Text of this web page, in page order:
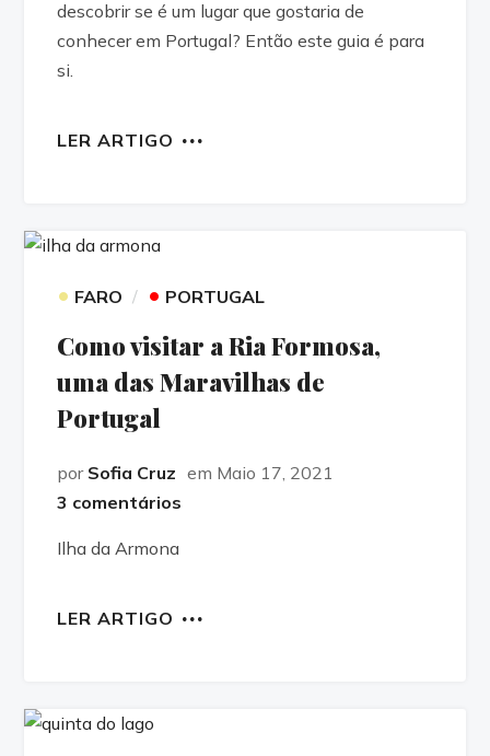
descobrir se é um lugar que gostaria de
conhecer em Portugal? Então este guia é para
si.
LER ARTIGO
• FARO • PORTUGAL
Como visitar a Ria Formosa,
uma das Maravilhas de
Portugal
por Sofia Cruz em Maio 17, 2021
3 comentários
Ilha da Armona
LER ARTIGO